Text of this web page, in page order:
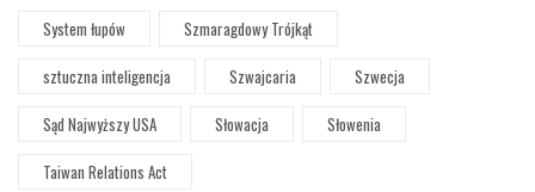
System łupów
Szmaragdowy Trójkąt
sztuczna inteligencja
Szwajcaria
Szwecja
Sąd Najwyższy USA
Słowacja
Słowenia
Taiwan Relations Act